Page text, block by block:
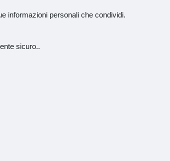
informazioni personali che condividi.
sicuro..